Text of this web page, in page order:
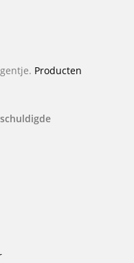
Producten